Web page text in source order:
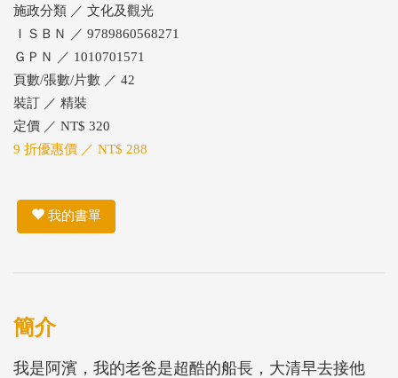
施政分類 ／ 文化及觀光
ＩＳＢＮ ／ 9789860568271
ＧＰＮ ／ 1010701571
頁數/張數/片數 ／ 42
裝訂 ／ 精裝
定價 ／ NT$ 320
9 折優惠價 ／ NT$ 288
我的書單
簡介
我是阿濱，我的老爸是超酷的船長，大清早去接他